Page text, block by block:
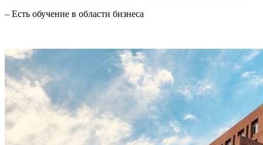
– Есть обучение в области бизнеса